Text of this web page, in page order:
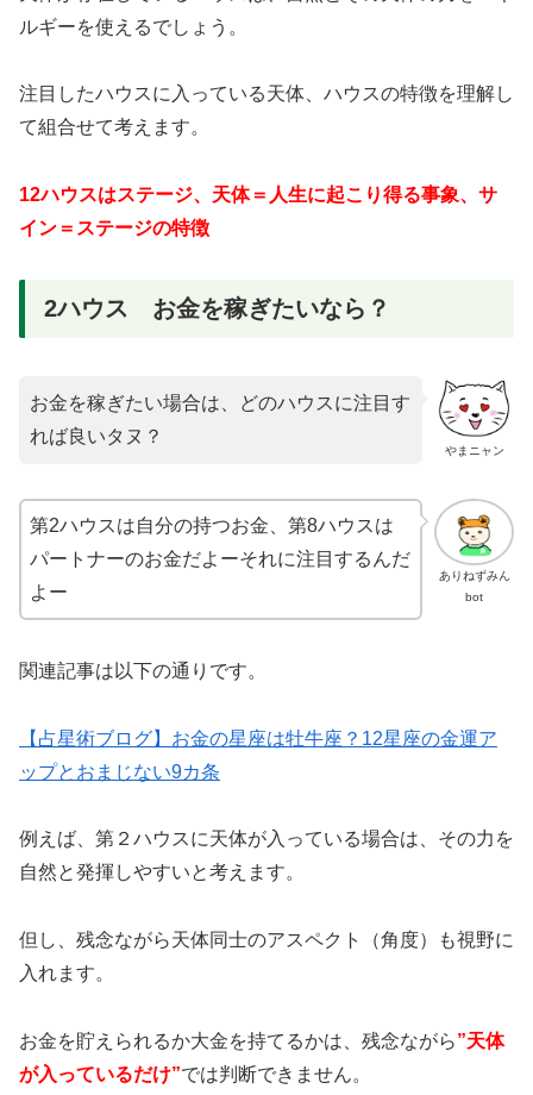
ルギーを使えるでしょう。
注目したハウスに入っている天体、ハウスの特徴を理解し
て組合せて考えます。
12ハウスはステージ、天体＝人生に起こり得る事象、サ
イン＝ステージの特徴
2ハウス お金を稼ぎたいなら？
やまニャン
お金を稼ぎたい場合は、どのハウスに注目す
れば良いタヌ？
ありねずみん
bot
第2ハウスは自分の持つお金、第8ハウスは
パートナーのお金だよーそれに注目するんだ
よー
関連記事は以下の通りです。
【占星術ブログ】お金の星座は牡牛座？12星座の金運ア
ップとおまじない9カ条
例えば、第２ハウスに天体が入っている場合は、その力を
自然と発揮しやすいと考えます。
但し、残念ながら天体同士のアスペクト（角度）も視野に
入れます。
お金を貯えられるか大金を持てるかは、残念ながら”天体
が入っているだけ”では判断できません。